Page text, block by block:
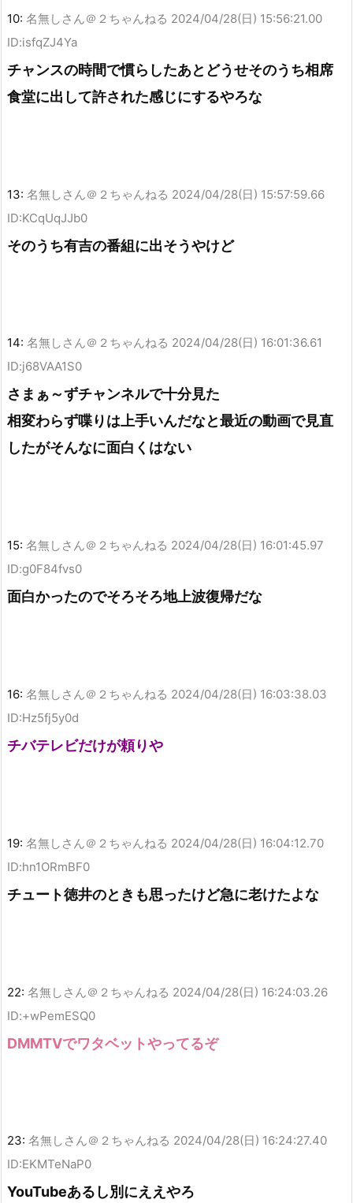
10: 名無しさん＠２ちゃんねる 2024/04/28(日) 15:56:21.00
ID:isfqZJ4Ya
チャンスの時間で慣らしたあとどうせそのうち相席
食堂に出して許された感じにするやろな
13: 名無しさん＠２ちゃんねる 2024/04/28(日) 15:57:59.66
ID:KCqUqJJb0
そのうち有吉の番組に出そうやけど
14: 名無しさん＠２ちゃんねる 2024/04/28(日) 16:01:36.61
ID:j68VAA1S0
さまぁ～ずチャンネルで十分見た
相変わらず喋りは上手いんだなと最近の動画で見直
したがそんなに面白くはない
15: 名無しさん＠２ちゃんねる 2024/04/28(日) 16:01:45.97
ID:g0F84fvs0
面白かったのでそろそろ地上波復帰だな
16: 名無しさん＠２ちゃんねる 2024/04/28(日) 16:03:38.03
ID:Hz5fj5y0d
チバテレビだけが頼りや
19: 名無しさん＠２ちゃんねる 2024/04/28(日) 16:04:12.70
ID:hn1ORmBF0
チュート徳井のときも思ったけど急に老けたよな
22: 名無しさん＠２ちゃんねる 2024/04/28(日) 16:24:03.26
ID:+wPemESQ0
DMMTVでワタベットやってるぞ
23: 名無しさん＠２ちゃんねる 2024/04/28(日) 16:24:27.40
ID:EKMTeNaP0
YouTubeあるし別にええやろ